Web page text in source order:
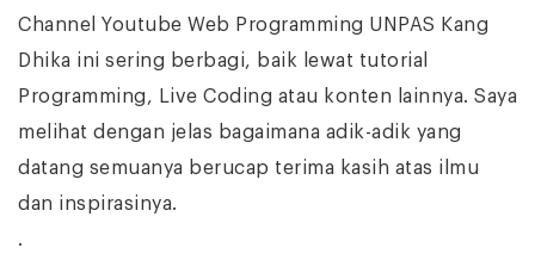
Channel Youtube Web Programming UNPAS Kang
Dhika ini sering berbagi, baik lewat tutorial
Programming, Live Coding atau konten lainnya. Saya
melihat dengan jelas bagaimana adik-adik yang
datang semuanya berucap terima kasih atas ilmu
dan inspirasinya.
.